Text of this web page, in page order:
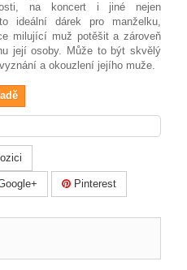
na koncert i jiné nejen
ideální dárek pro manželku,
milující muž potěšit a zároveň
její osoby. Může to být skvělý
a okouzlení jejího muže.
Pinterest